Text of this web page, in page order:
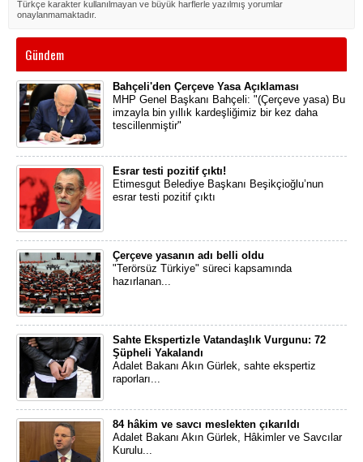
Türkçe karakter kullanılmayan ve büyük harflerle yazılmış yorumlar
onaylanmamaktadır.
Gündem
Bahçeli'den Çerçeve Yasa Açıklaması
MHP Genel Başkanı Bahçeli: "(Çerçeve yasa) Bu
imzayla bin yıllık kardeşliğimiz bir kez daha
tescillenmiştir"
Esrar testi pozitif çıktı!
Etimesgut Belediye Başkanı Beşikçioğlu’nun
esrar testi pozitif çıktı
Çerçeve yasanın adı belli oldu
"Terörsüz Türkiye" süreci kapsamında
hazırlanan...
Sahte Ekspertizle Vatandaşlık Vurgunu: 72
Şüpheli Yakalandı
Adalet Bakanı Akın Gürlek, sahte ekspertiz
raporları...
84 hâkim ve savcı meslekten çıkarıldı
Adalet Bakanı Akın Gürlek, Hâkimler ve Savcılar
Kurulu...